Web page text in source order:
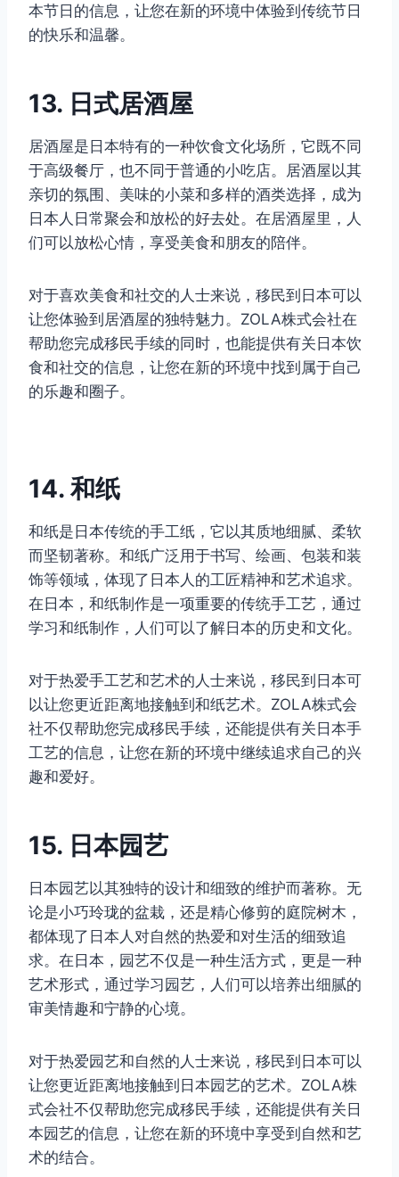
本节日的信息，让您在新的环境中体验到传统节日
的快乐和温馨。
13. 日式居酒屋
居酒屋是日本特有的一种饮食文化场所，它既不同
于高级餐厅，也不同于普通的小吃店。居酒屋以其
亲切的氛围、美味的小菜和多样的酒类选择，成为
日本人日常聚会和放松的好去处。在居酒屋里，人
们可以放松心情，享受美食和朋友的陪伴。
对于喜欢美食和社交的人士来说，移民到日本可以
让您体验到居酒屋的独特魅力。ZOLA株式会社在
帮助您完成移民手续的同时，也能提供有关日本饮
食和社交的信息，让您在新的环境中找到属于自己
的乐趣和圈子。
14. 和纸
和纸是日本传统的手工纸，它以其质地细腻、柔软
而坚韧著称。和纸广泛用于书写、绘画、包装和装
饰等领域，体现了日本人的工匠精神和艺术追求。
在日本，和纸制作是一项重要的传统手工艺，通过
学习和纸制作，人们可以了解日本的历史和文化。
对于热爱手工艺和艺术的人士来说，移民到日本可
以让您更近距离地接触到和纸艺术。ZOLA株式会
社不仅帮助您完成移民手续，还能提供有关日本手
工艺的信息，让您在新的环境中继续追求自己的兴
趣和爱好。
15. 日本园艺
日本园艺以其独特的设计和细致的维护而著称。无
论是小巧玲珑的盆栽，还是精心修剪的庭院树木，
都体现了日本人对自然的热爱和对生活的细致追
求。在日本，园艺不仅是一种生活方式，更是一种
艺术形式，通过学习园艺，人们可以培养出细腻的
审美情趣和宁静的心境。
对于热爱园艺和自然的人士来说，移民到日本可以
让您更近距离地接触到日本园艺的艺术。ZOLA株
式会社不仅帮助您完成移民手续，还能提供有关日
本园艺的信息，让您在新的环境中享受到自然和艺
术的结合。